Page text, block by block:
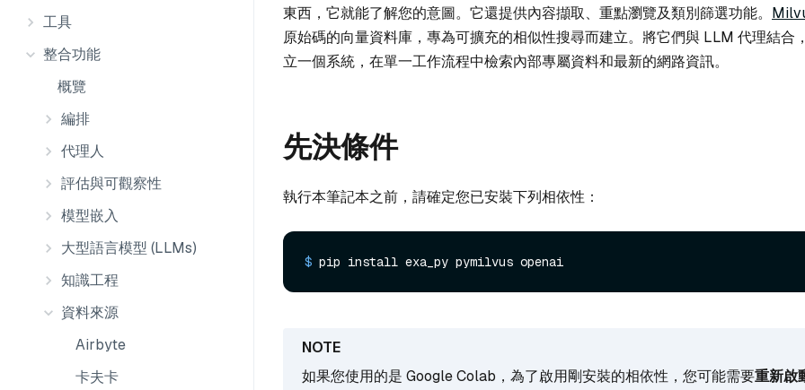
工具
整合功能
概覽
編排
代理人
評估與可觀察性
模型嵌入
大型語言模型 (LLMs)
知識工程
資料來源
Airbyte
卡夫卡
東西，它就能了解您的意圖。它還提供內容擷取、重點瀏覽及類別篩選功能。
原始碼的向量資料庫，專為可擴充的相似性搜尋而建立。將它們與 LLM 代理結合
立一個系統，在單一工作流程中檢索內部專屬資料和最新的網路資訊。
先決條件
執行本筆記本之前，請確定您已安裝下列相依性：
$ pip install exa_py pymilvus openai
如果您使用的是 Google Colab，為了啟用剛安裝的相依性，您可能需要重新啟